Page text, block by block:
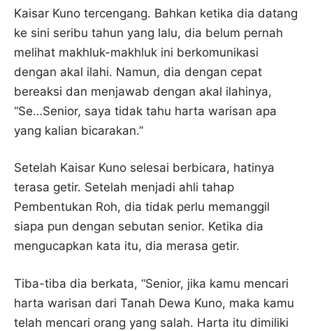
Kaisar Kuno tercengang. Bahkan ketika dia datang
ke sini seribu tahun yang lalu, dia belum pernah
melihat makhluk-makhluk ini berkomunikasi
dengan akal ilahi. Namun, dia dengan cepat
bereaksi dan menjawab dengan akal ilahinya,
“Se…Senior, saya tidak tahu harta warisan apa
yang kalian bicarakan.”
Setelah Kaisar Kuno selesai berbicara, hatinya
terasa getir. Setelah menjadi ahli tahap
Pembentukan Roh, dia tidak perlu memanggil
siapa pun dengan sebutan senior. Ketika dia
mengucapkan kata itu, dia merasa getir.
Tiba-tiba dia berkata, “Senior, jika kamu mencari
harta warisan dari Tanah Dewa Kuno, maka kamu
telah mencari orang yang salah. Harta itu dimiliki